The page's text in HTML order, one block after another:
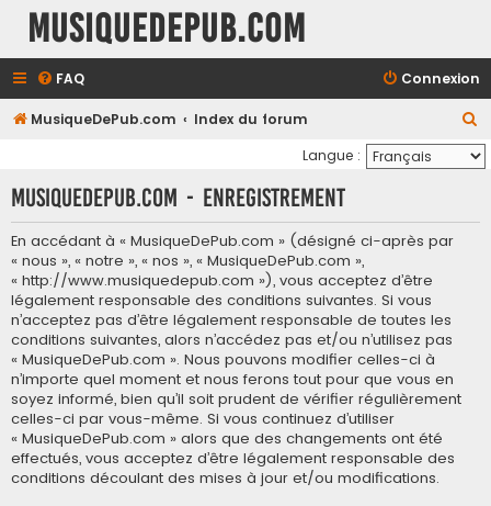
MusiqueDePub.com
FAQ Connexion
MusiqueDePub.com Index du forum
e
c
Langue :
MusiqueDePub.com - Enregistrement
En accédant à « MusiqueDePub.com » (désigné ci-après par
« nous », « notre », « nos », « MusiqueDePub.com »,
« http://www.musiquedepub.com »), vous acceptez d’être
légalement responsable des conditions suivantes. Si vous
n’acceptez pas d’être légalement responsable de toutes les
conditions suivantes, alors n’accédez pas et/ou n’utilisez pas
« MusiqueDePub.com ». Nous pouvons modifier celles-ci à
n’importe quel moment et nous ferons tout pour que vous en
soyez informé, bien qu’il soit prudent de vérifier régulièrement
celles-ci par vous-même. Si vous continuez d’utiliser
« MusiqueDePub.com » alors que des changements ont été
effectués, vous acceptez d’être légalement responsable des
conditions découlant des mises à jour et/ou modifications.